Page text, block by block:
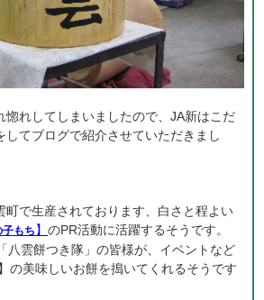
惚れしてしまいましたので、JA新はこだ
してブログで紹介させていただきまし
町で生産されております、白さと程よい
子もち 】のPR活動に活躍するそうです。
八雲餅つき隊」の皆様が、イベントなど
】の美味しいお餅を搗いてくれるそうです